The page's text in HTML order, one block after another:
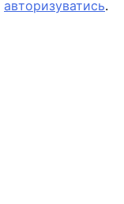
авторизуватись.